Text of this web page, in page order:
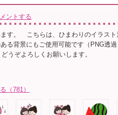
ントする
す。⠀ こちらは、ひまわりのイラス
る背景にもご使用可能です（PNG透
うぞよろしくお願いします。
（781）